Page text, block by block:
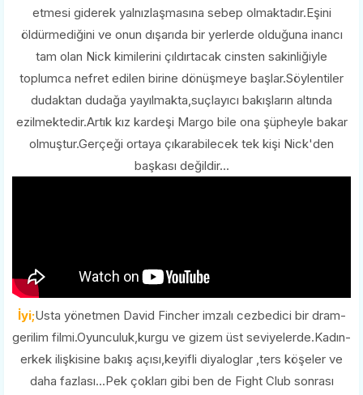
etmesi giderek yalnızlaşmasına sebep olmaktadır.Eşini
öldürmediğini ve onun dışarıda bir yerlerde olduğuna inancı
tam olan Nick kimilerini çıldırtacak cinsten sakinliğiyle
toplumca nefret edilen birine dönüşmeye başlar.Söylentiler
dudaktan dudağa yayılmakta,suçlayıcı bakışların altında
ezilmektedir.Artık kız kardeşi Margo bile ona şüpheyle bakar
olmuştur.Gerçeği ortaya çıkarabilecek tek kişi Nick'den
başkası değildir...
İyi;Usta yönetmen David Fincher imzalı cezbedici bir dram-
gerilim filmi.Oyunculuk,kurgu ve gizem üst seviyelerde.Kadın-
erkek ilişkisine bakış açısı,keyifli diyaloglar ,ters köşeler ve
daha fazlası...Pek çokları gibi ben de Fight Club sonrası